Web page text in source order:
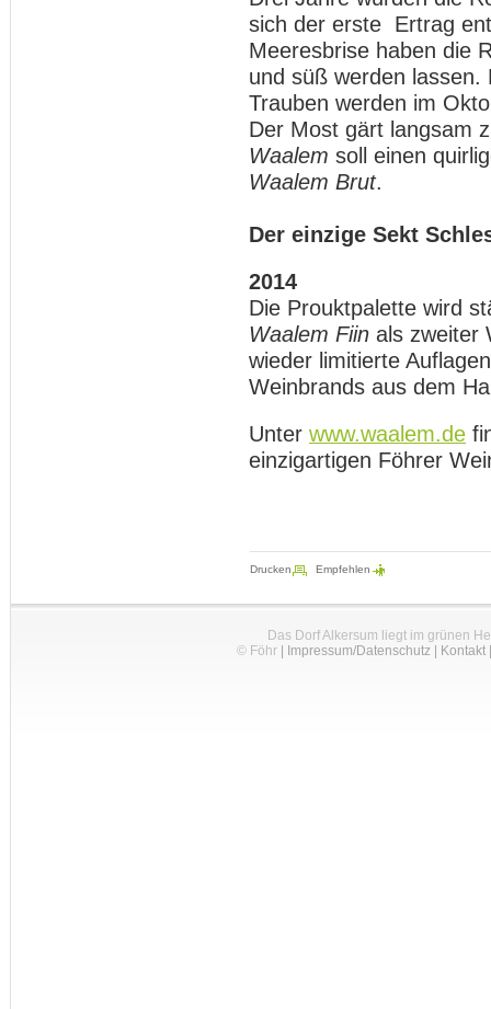
sich der erste Ertrag
Meeresbrise haben die
und süß werden lassen.
Trauben werden im
Der Most gärt langsam
Waalem soll einen
Waalem Brut.
Der einzige Sekt
2014
Die Prouktpalette wird
Waalem Fiin als zweiter
wieder limitierte
Weinbrands aus dem
Unter www.waalem.de
einzigartigen Föhrer
Drucken Empfehlen
Das Dorf Alkersum liegt im grünen
© Föhr| Impressum/Datenschutz| Kontakt